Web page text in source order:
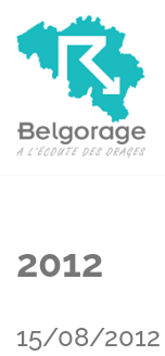
Aller
2012
15/08/2012